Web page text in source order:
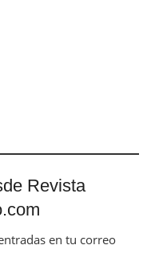
Revista
en tu correo